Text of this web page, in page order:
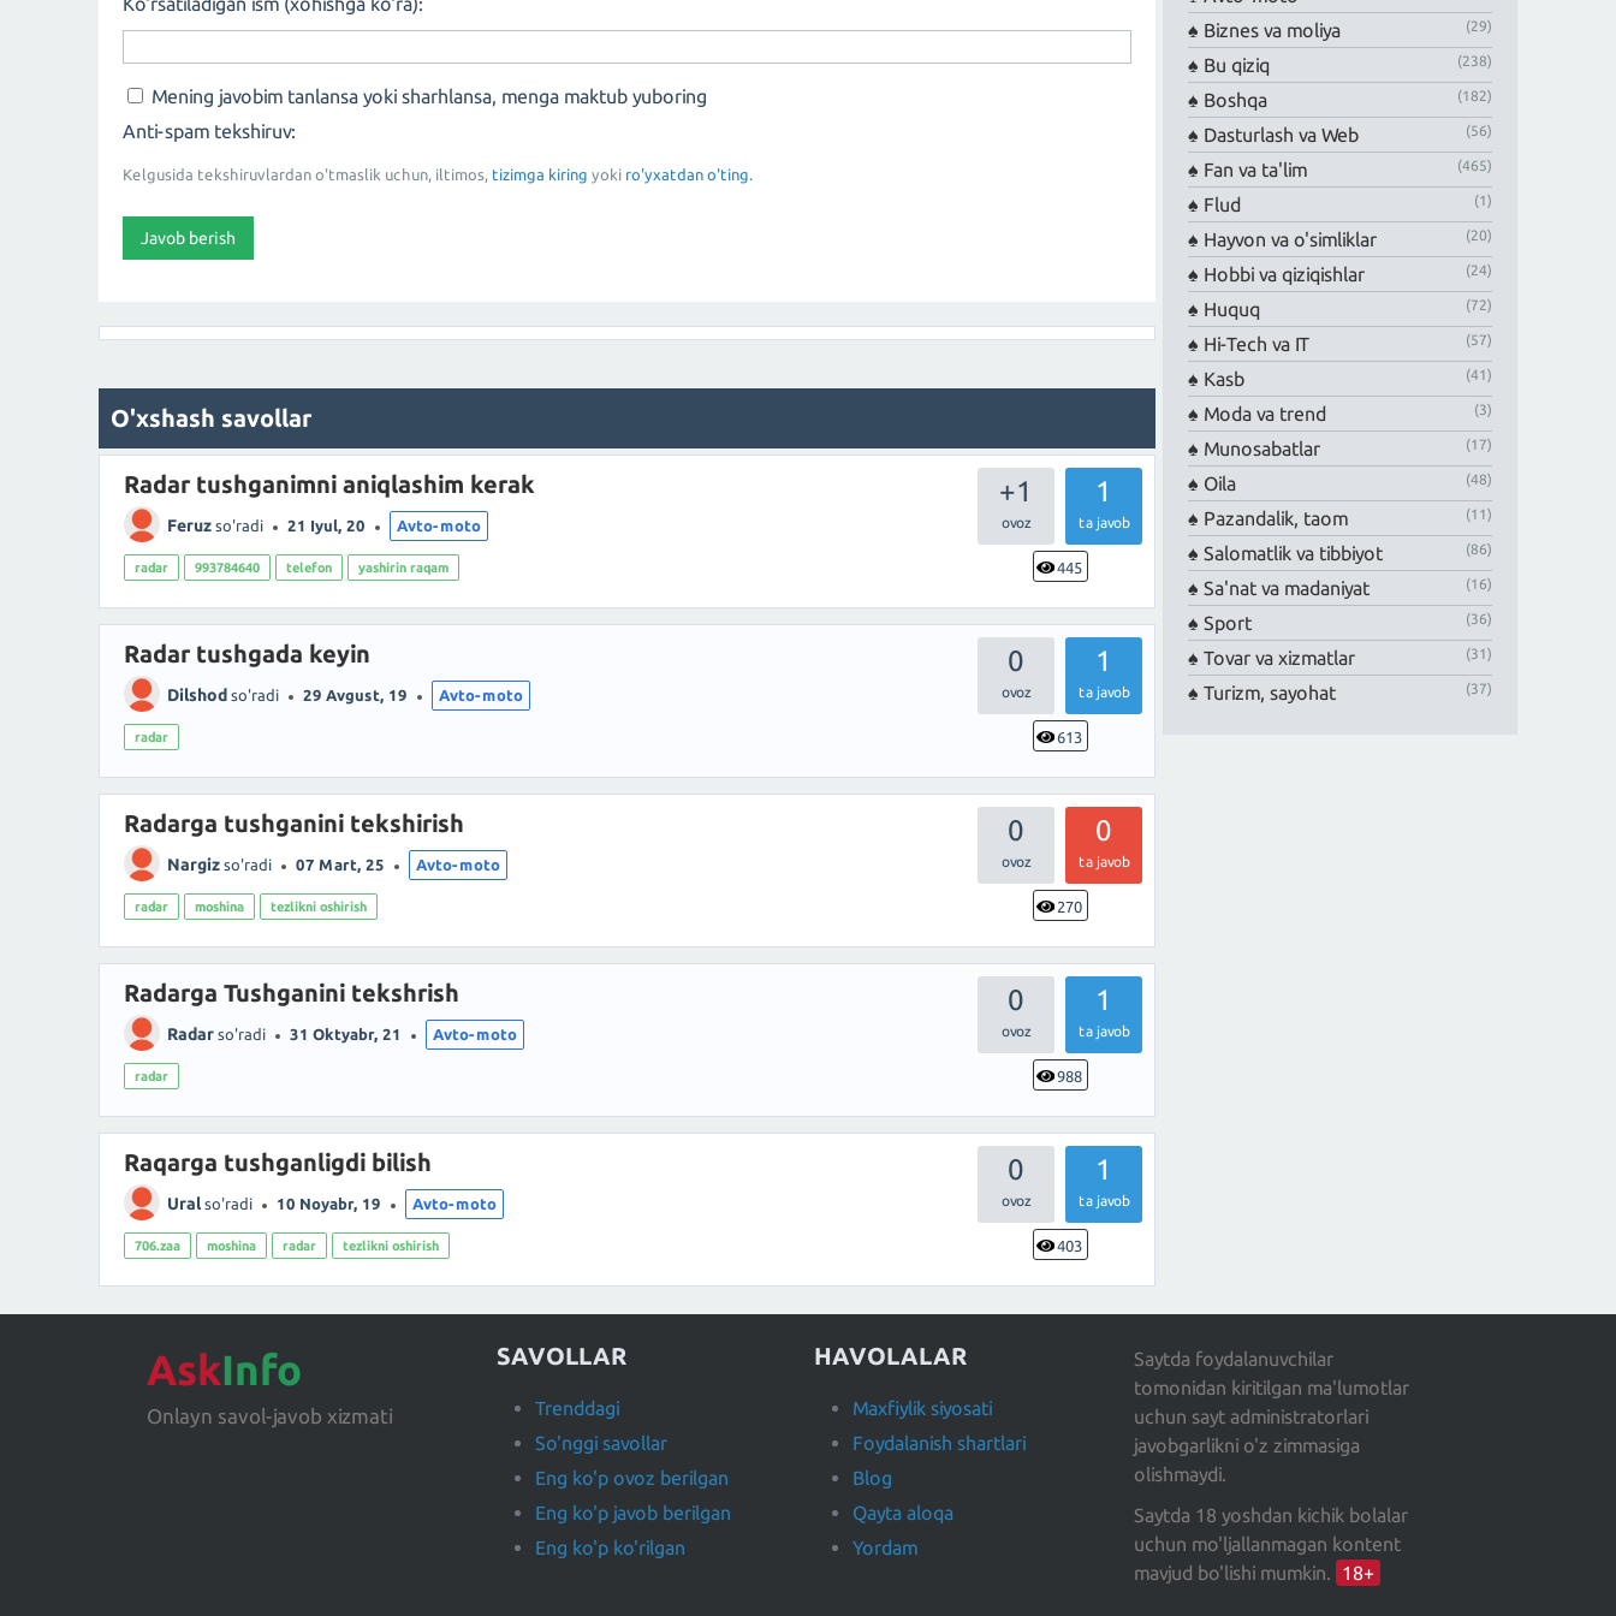
Mening javobim tanlansa yoki sharhlansa, menga maktub yuboring
Anti-spam tekshiruv:
Kelgusida tekshiruvlardan o'tmaslik uchun, iltimos, tizimga kiring yoki ro'yxatdan o'ting.
O'xshash savollar
+1 1
ta javob
445
Radar tushganimni aniqlashim kerak
Feruz so'radi 21 Iyul, 20 Avto-moto
radar 993784640 telefon yashirin raqam
0 1
ta javob
613
Radar tushgada keyin
Dilshod so'radi 29 Avgust, 19 Avto-moto
radar
0 0
ta javob
270
Radarga tushganini tekshirish
Nargiz so'radi 07 Mart, 25 Avto-moto
radar moshina tezlikni oshirish
0 1
ta javob
988
Radarga Tushganini tekshrish
Radar so'radi 31 Oktyabr, 21 Avto-moto
radar
0 1
ta javob
403
Raqarga tushganligdi bilish
Ural so'radi 10 Noyabr, 19 Avto-moto
706.zaa moshina radar tezlikni oshirish
Biznes va moliya (29)
Bu qiziq (238)
Boshqa (182)
Dasturlash va Web (56)
Fan va ta'lim (465)
Flud (1)
Hayvon va o'simliklar (20)
Hobbi va qiziqishlar (24)
Huquq (72)
Hi-Tech va IT (57)
Kasb (41)
Moda va trend (3)
Munosabatlar (17)
Oila (48)
Pazandalik, taom (11)
Salomatlik va tibbiyot (86)
Sa'nat va madaniyat (16)
Sport (36)
Tovar va xizmatlar (31)
Turizm, sayohat (37)
AskInfo
Onlayn savol-javob xizmati
SAVOLLAR
Trenddagi
So'nggi savollar
Eng ko'p ovoz berilgan
Eng ko'p javob berilgan
Eng ko'p ko'rilgan
HAVOLALAR
Maxfiylik siyosati
Foydalanish shartlari
Blog
Qayta aloqa
Yordam
Saytda foydalanuvchilar
tomonidan kiritilgan ma'lumotlar
uchun sayt administratorlari
javobgarlikni o'z zimmasiga
olishmaydi.
Saytda 18 yoshdan kichik bolalar
uchun mo'ljallanmagan kontent
mavjud bo'lishi mumkin.
18+